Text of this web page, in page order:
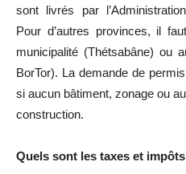
sont livrés par
Pour d’autres provinces, il
municipalité (Thétsabâne) ou
BorTor). La demande de
si aucun bâtiment, zonage ou
construction.
Quels sont les taxes et